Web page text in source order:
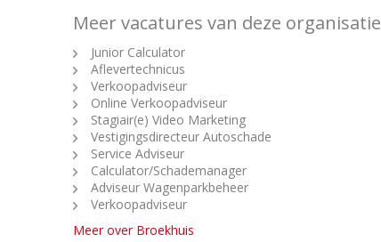
Meer vacatures van deze organisatie
Junior Calculator
Aflevertechnicus
Verkoopadviseur
Online Verkoopadviseur
Stagiair(e) Video Marketing
Vestigingsdirecteur Autoschade
Service Adviseur
Calculator/Schademanager
Adviseur Wagenparkbeheer
Verkoopadviseur
Meer over Broekhuis